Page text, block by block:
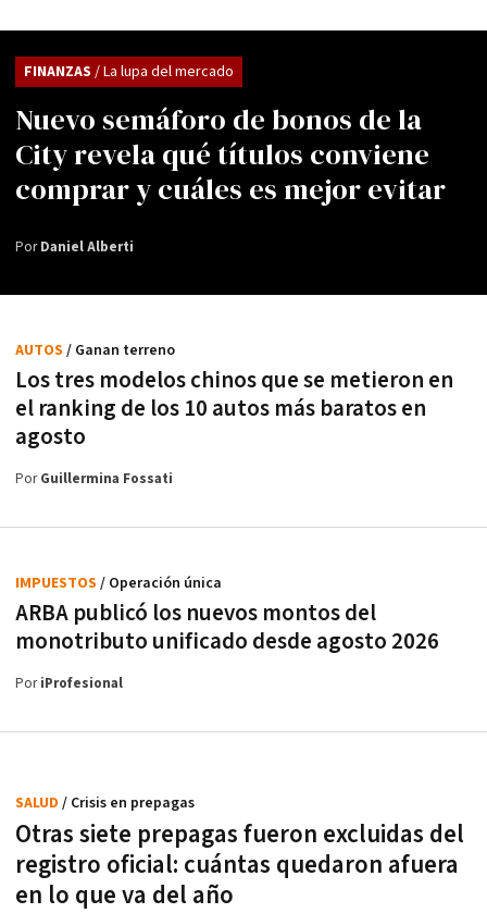
Nuevo semáforo de bonos de la
City revela qué títulos conviene
comprar y cuáles es mejor evitar
FINANZAS / La lupa del mercado
PorDaniel Alberti
Los tres modelos chinos que se metieron en
el ranking de los 10 autos más baratos en
agosto
AUTOS / Ganan terreno
PorGuillermina Fossati
ARBA publicó los nuevos montos del
monotributo unificado desde agosto 2026
IMPUESTOS / Operación única
PoriProfesional
Otras siete prepagas fueron excluidas del
registro oficial: cuántas quedaron afuera
en lo que va del año
SALUD / Crisis en prepagas